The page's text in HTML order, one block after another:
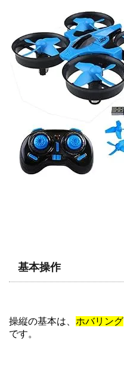
基本操作
操縦の基本は、 ホバリング
です。